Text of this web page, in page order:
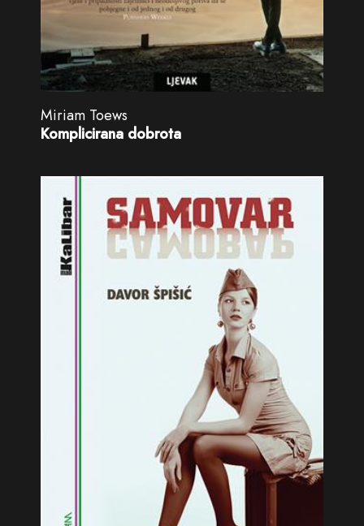
Miriam Toews
Komplicirana dobrota